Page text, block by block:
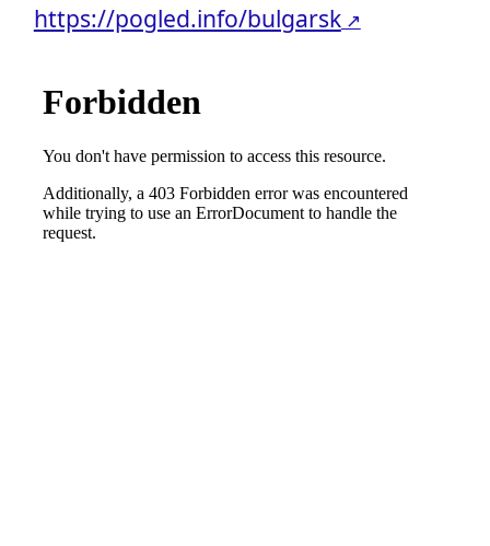
https://pogled.info/bulgarsk